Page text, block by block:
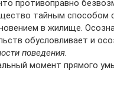
противоправно
тайным способом
в жилище.
обусловливает и
поведения.
момент прямого